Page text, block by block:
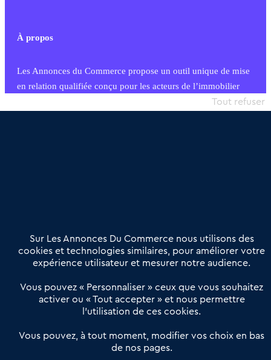
À propos
Les Annonces du Commerce propose un outil unique de mise
en relation qualifiée conçu pour les acteurs de l’immobilier
commercial et les collectivités territoriales, simple et intégrant
Offres Pro
Actualités
Qui sommes nous ?
Derniers articles
Réseau 3C : un partenaire national dédié aux transactions
Petitscommerces : Un partenariat au service du commerce de
proximité et des territoires
Sur Les Annonces Du Commerce nous utilisons des
cookies et technologies similaires, pour améliorer votre
expérience utilisateur et mesurer notre audience.
Vous pouvez « Personnaliser » ceux que vous souhaitez
activer ou « Tout accepter » et nous permettre
l’utilisation de ces cookies.
Vous pouvez, à tout moment, modifier vos choix en bas
de nos pages.
Tout refuser